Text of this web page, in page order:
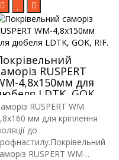
RUSPERT
4,8х150мм для
LDTK, GOK,
RUSPERT WM
мм для кріплення
до
RUSPERT WM-..